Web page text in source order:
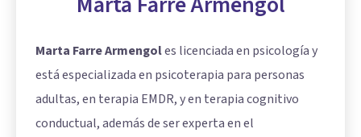
Marta Farre Armengoles licenciada en psicología y
está especializada en psicoterapia para personas
adultas, en terapia EMDR, y en terapia cognitivo
conductual, además de ser experta en el